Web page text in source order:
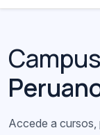
Accede a